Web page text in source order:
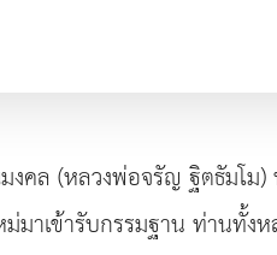
คล (หลวงพ่อจรัญ ฐิตธัมโ
าเข้ารับกรรมฐาน ท่านทั้ง